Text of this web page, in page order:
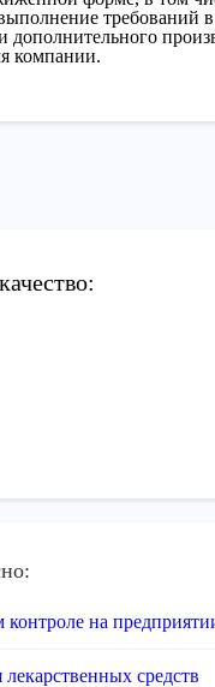
требований
дополнительного
компании.
на
средств